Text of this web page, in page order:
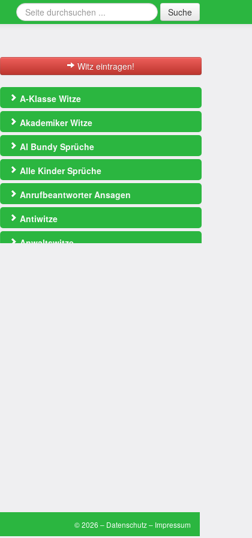
Suche
Witz eintragen!
A-Klasse Witze
Akademiker Witze
Al Bundy Sprüche
Alle Kinder Sprüche
Anrufbeantworter Ansagen
Antiwitze
Anwaltswitze
Blondinenwitze
© 2026 – Datenschutz– Impressum